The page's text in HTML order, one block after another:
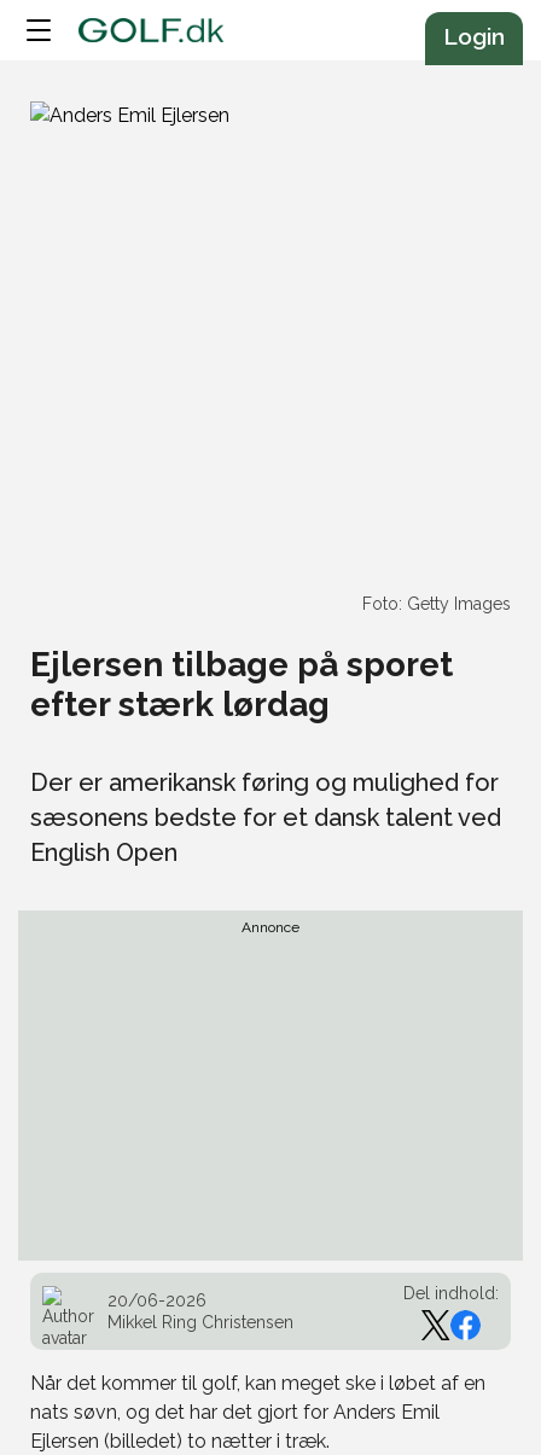
Annonce
Login
Foto: Getty Images
Ejlersen tilbage på sporet
efter stærk lørdag
Der er amerikansk føring og mulighed for
sæsonens bedste for et dansk talent ved
English Open
Annonce
20/06-2026
Mikkel Ring Christensen
Del indhold:
Når det kommer til golf, kan meget ske i løbet af en
nats søvn, og det har det gjort for Anders Emil
Ejlersen (billedet) to nætter i træk.